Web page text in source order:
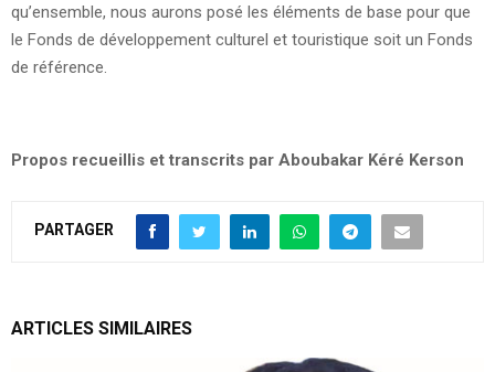
qu’ensemble, nous aurons posé les éléments de base pour que
le Fonds de développement culturel et touristique soit un Fonds
de référence.
Propos recueillis et transcrits par Aboubakar Kéré Kerson
PARTAGER
ARTICLES SIMILAIRES